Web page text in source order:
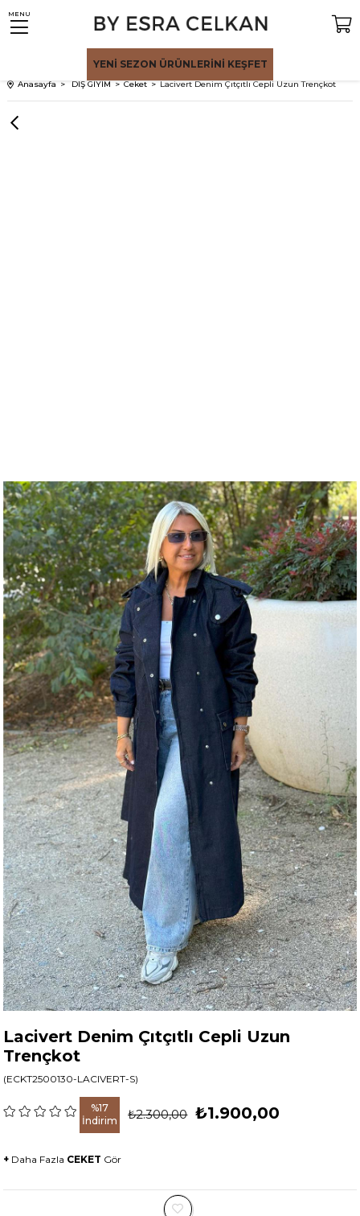
MENU
YENİ SEZON ÜRÜNLERİNİ KEŞFET
Anasayfa DIŞ GİYİM Ceket Lacivert Denim Çıtçıtlı Cepli Uzun Trençkot
Lacivert Denim Çıtçıtlı Cepli Uzun
Trençkot
(ECKT2500130-LACIVERT-S)
%17
İndirim
₺2.300,00 ₺1.900,00
+ Daha Fazla CEKET Gör